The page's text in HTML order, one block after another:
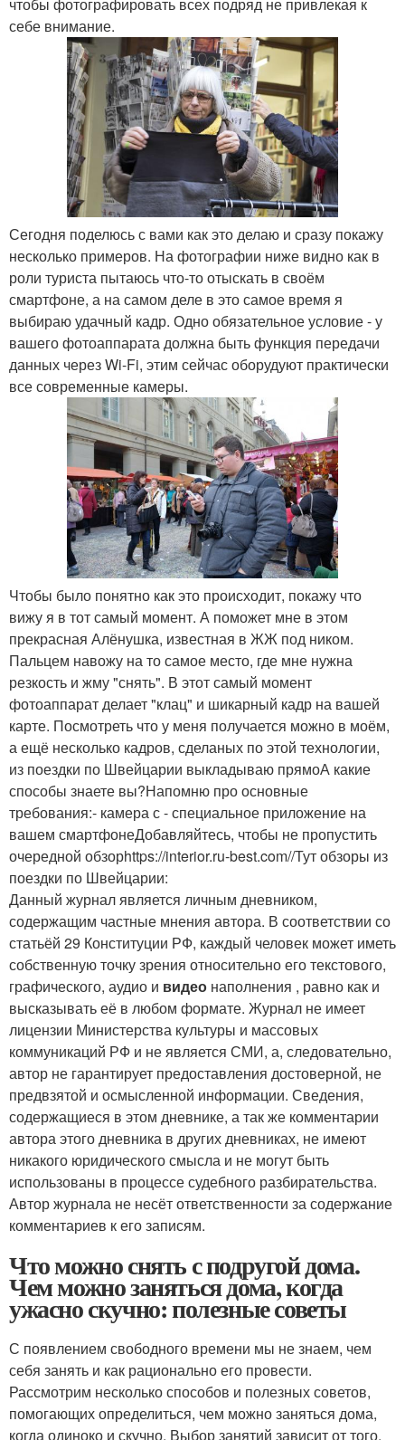
себе внимание.
Сегодня поделюсь с вами как это делаю и сразу покажу
несколько примеров. На фотографии ниже видно как в
роли туриста пытаюсь что-то отыскать в своём
смартфоне, а на самом деле в это самое время я
выбираю удачный кадр. Одно обязательное условие - у
вашего фотоаппарата должна быть функция передачи
данных через Wi-Fi, этим сейчас оборудуют практически
все современные камеры.
Чтобы было понятно как это происходит, покажу что
вижу я в тот самый момент. А поможет мне в этом
прекрасная Алёнушка, известная в ЖЖ под ником.
Пальцем навожу на то самое место, где мне нужна
резкость и жму "снять". В этот самый момент
фотоаппарат делает "клац" и шикарный кадр на вашей
карте. Посмотреть что у меня получается можно в моём,
а ещё несколько кадров, сделаных по этой технологии,
из поездки по Швейцарии выкладываю прямоА какие
способы знаете вы?Напомню про основные
требования:- камера с - специальное приложение на
вашем смартфонеДобавляйтесь, чтобы не пропустить
очередной обзорhttps://interior.ru-best.com//Тут обзоры из
поездки по Швейцарии:
Данный журнал является личным дневником,
содержащим частные мнения автора. В соответствии со
статьёй 29 Конституции РФ, каждый человек может иметь
собственную точку зрения относительно его текстового,
графического, аудио и видео наполнения , равно как и
высказывать её в любом формате. Журнал не имеет
лицензии Министерства культуры и массовых
коммуникаций РФ и не является СМИ, а, следовательно,
автор не гарантирует предоставления достоверной, не
предвзятой и осмысленной информации. Сведения,
содержащиеся в этом дневнике, а так же комментарии
автора этого дневника в других дневниках, не имеют
никакого юридического смысла и не могут быть
использованы в процессе судебного разбирательства.
Автор журнала не несёт ответственности за содержание
комментариев к его записям.
Что можно снять с подругой дома.
Чем можно заняться дома, когда
ужасно скучно: полезные советы
С появлением свободного времени мы не знаем, чем
себя занять и как рационально его провести.
Рассмотрим несколько способов и полезных советов,
помогающих определиться, чем можно заняться дома,
когда одиноко и скучно. Выбор занятий зависит от того,